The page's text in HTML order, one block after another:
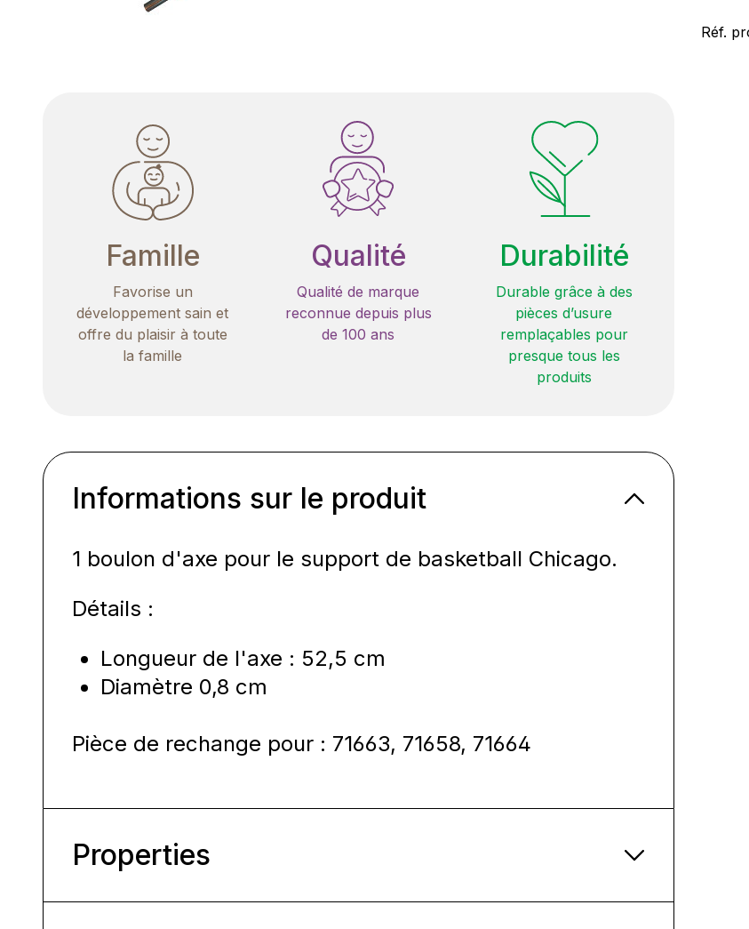
Famille
Favorise un
développement sain et
offre du plaisir à toute
la famille
Qualité
Qualité de marque
reconnue depuis plus
de 100 ans
Durabilité
Durable grâce à des
pièces d’usure
remplaçables pour
presque tous les
produits
Réf.
Informations sur le produit
1 boulon d'axe pour le support de basketball Chicago.
Détails :
Longueur de l'axe : 52,5 cm
Diamètre 0,8 cm
Pièce de rechange pour : 71663, 71658, 71664
Properties